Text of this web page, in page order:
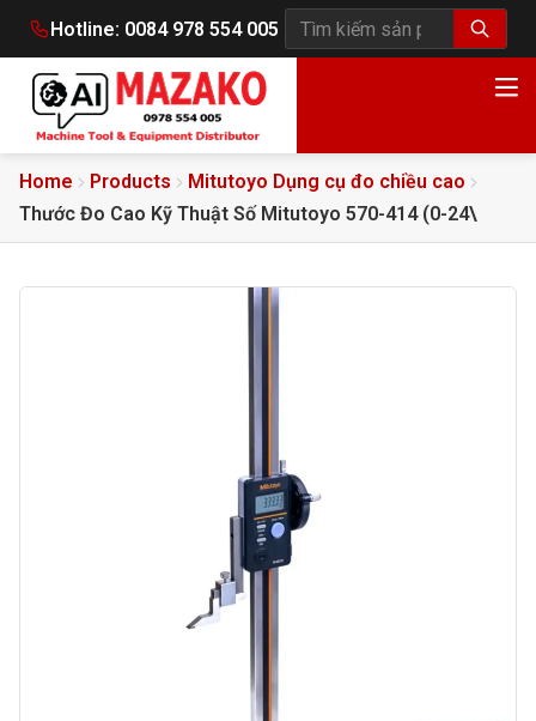
Hotline: 0084 978 554 005
Tìm kiếm sản phẩm
Home Products
Mitutoyo Dụng cụ đo chiều cao
Thước Đo Cao Kỹ Thuật Số Mitutoyo 570-414 (0-24\